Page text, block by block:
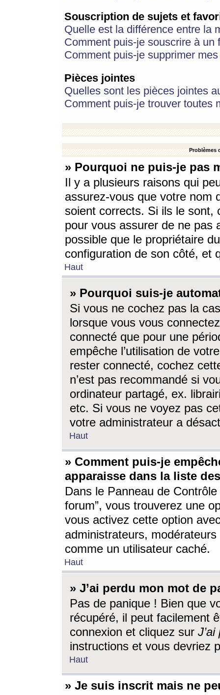
Souscription de sujets et
Quelle est la différence entre la
Comment puis-je souscrire à
Comment puis-je supprimer
Pièces jointes
Quelles sont les pièces jointes
Comment puis-je trouver toutes
Problèmes
» Pourquoi ne puis-je pas
Il y a plusieurs raisons qui
assurez-vous que votre nom
soient corrects. Si ils le sont,
pour vous assurer de ne pas
possible que le propriétaire
configuration de son côté, et
Haut
» Pourquoi suis-je
Si vous ne cochez pas la
lorsque vous vous
connecté que pour une
empêche l’utilisation de
rester connecté, cochez
n’est pas recommandé si
ordinateur partagé, ex.
etc. Si vous ne voyez pas
votre administrateur a
Haut
» Comment puis-je
apparaisse dans la liste
Dans le Panneau de
forum”, vous trouverez une
vous activez cette option
administrateurs,
comme un utilisateur caché.
Haut
» J’ai perdu mon mot de
Pas de panique ! Bien que
récupéré, il peut facilement
connexion et cliquez sur
instructions et vous devriez
Haut
» Je suis inscrit mais ne